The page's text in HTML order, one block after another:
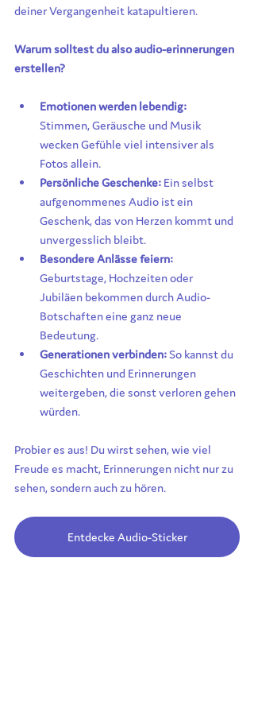
deiner Vergangenheit katapultieren.
Warum solltest du also audio-erinnerungen
erstellen?
Emotionen werden lebendig:
Stimmen, Geräusche und Musik
wecken Gefühle viel intensiver als
Fotos allein.
Persönliche Geschenke: Ein selbst
aufgenommenes Audio ist ein
Geschenk, das von Herzen kommt und
unvergesslich bleibt.
Besondere Anlässe feiern:
Geburtstage, Hochzeiten oder
Jubiläen bekommen durch Audio-
Botschaften eine ganz neue
Bedeutung.
Generationen verbinden: So kannst du
Geschichten und Erinnerungen
weitergeben, die sonst verloren gehen
würden.
Probier es aus! Du wirst sehen, wie viel
Freude es macht, Erinnerungen nicht nur zu
sehen, sondern auch zu hören.
Entdecke Audio-Sticker